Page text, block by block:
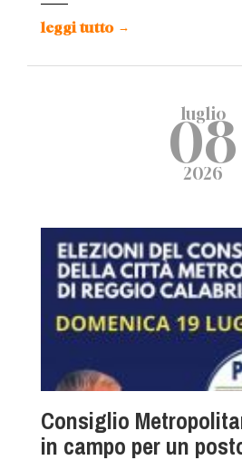
leggi tutto →
luglio
08
2026
Consiglio
in campo per un